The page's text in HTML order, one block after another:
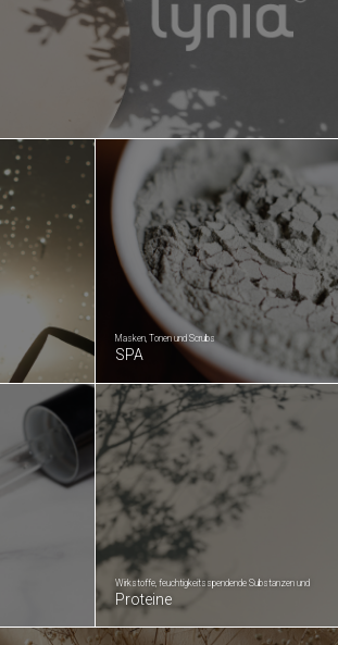
Masken, Tonen und Scrubs
SPA
Wirkstoffe, feuchtigkeitsspendende Substanzen und
Proteine